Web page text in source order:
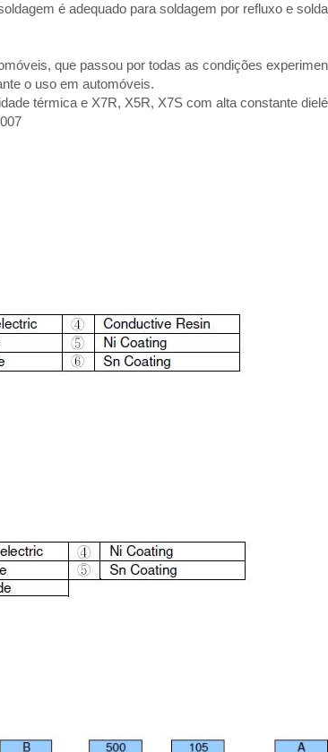
é adequado para soldagem por refluxo e
que passou por todas as condições
o uso em automóveis.
térmica e X7R, X5R, X7S com alta constante